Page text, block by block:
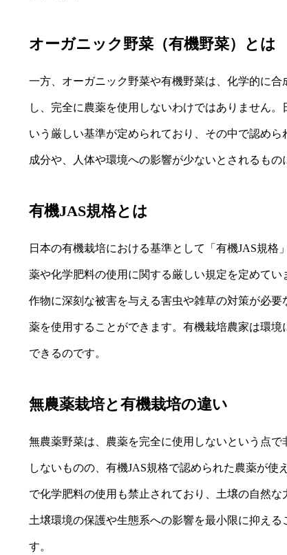
オーガニック野菜（有機野菜）とは
一方、オーガニック野菜や有機野菜は、化学的に
し、完全に農薬を使用しないわけではありません
いう厳しい基準が定められており、その中で認め
成分や、人体や環境への影響が少ないとされるもの
有機JAS規格とは
日本の有機栽培における基準として「有機JAS規
薬や化学肥料の使用に関する厳しい規定を定めて
作物に深刻な被害を与える害虫や雑草の対策が必
薬を使用することができます。有機栽培農家は環
できるのです。
無農薬栽培と有機栽培の違い
無農薬野菜は、農薬を完全に使用しないという点
しないものの、有機JAS規格で認められた農薬が
で化学肥料の使用も禁止されており、土壌の自然な
土壌環境の保護や生態系への影響を最小限に抑え
す。